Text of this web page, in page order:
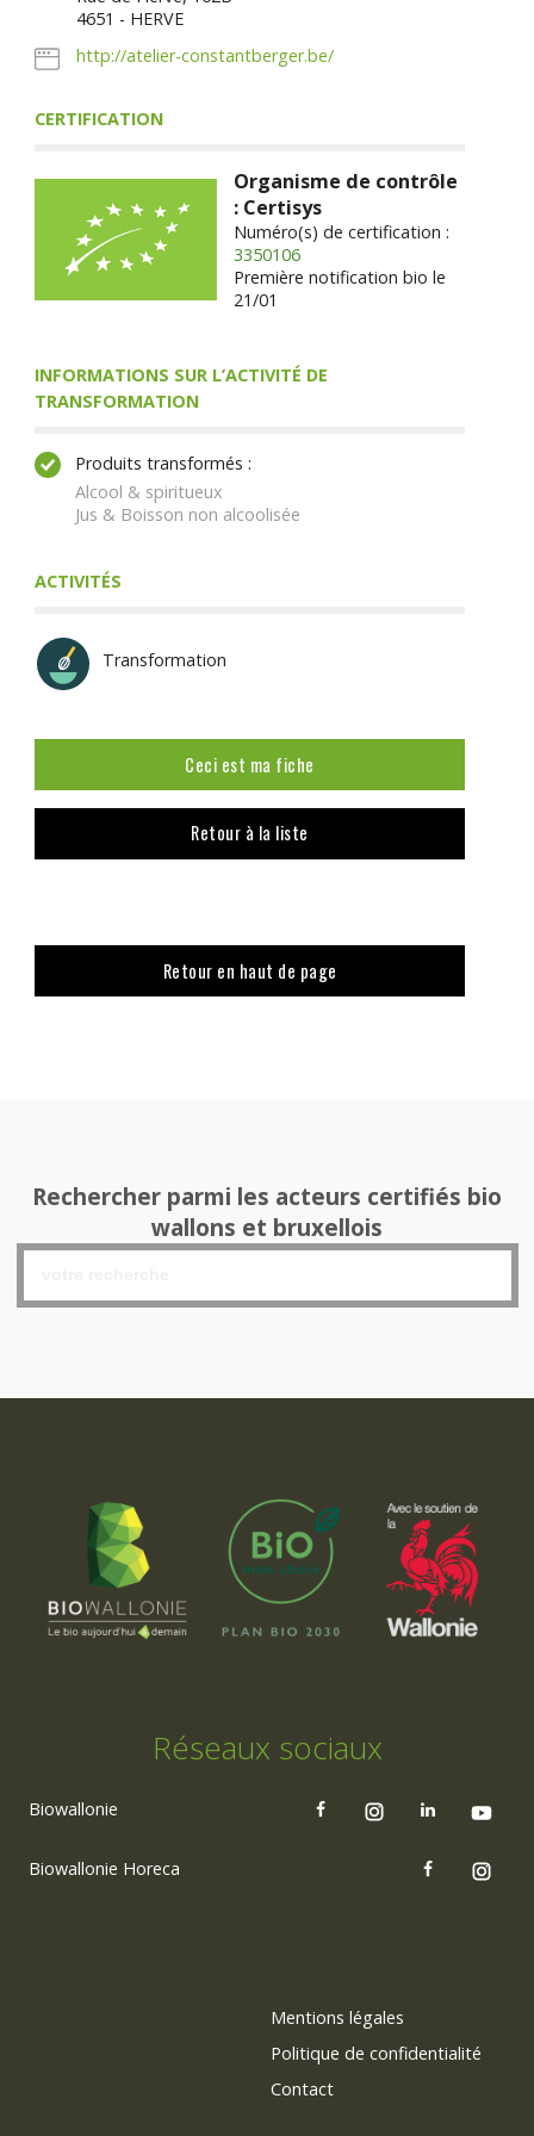
4651 - HERVE
http://atelier-constantberger.be/
CERTIFICATION
Organisme de contrôle
: Certisys
Numéro(s) de certification :
3350106
Première notification bio le
21/01
INFORMATIONS SUR L’ACTIVITÉ DE
TRANSFORMATION
Produits transformés :
Alcool & spiritueux
Jus & Boisson non alcoolisée
ACTIVITÉS
Transformation
Ceci est ma fiche
Retour à la liste
Retour en haut de page
Rechercher parmi les acteurs certifiés bio
wallons et bruxellois
Réseaux sociaux
Biowallonie
Biowallonie Horeca
Mentions légales
Politique de confidentialité
Contact